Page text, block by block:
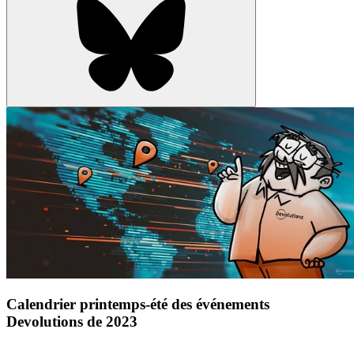
Calendrier printemps-été des événements
Devolutions de 2023